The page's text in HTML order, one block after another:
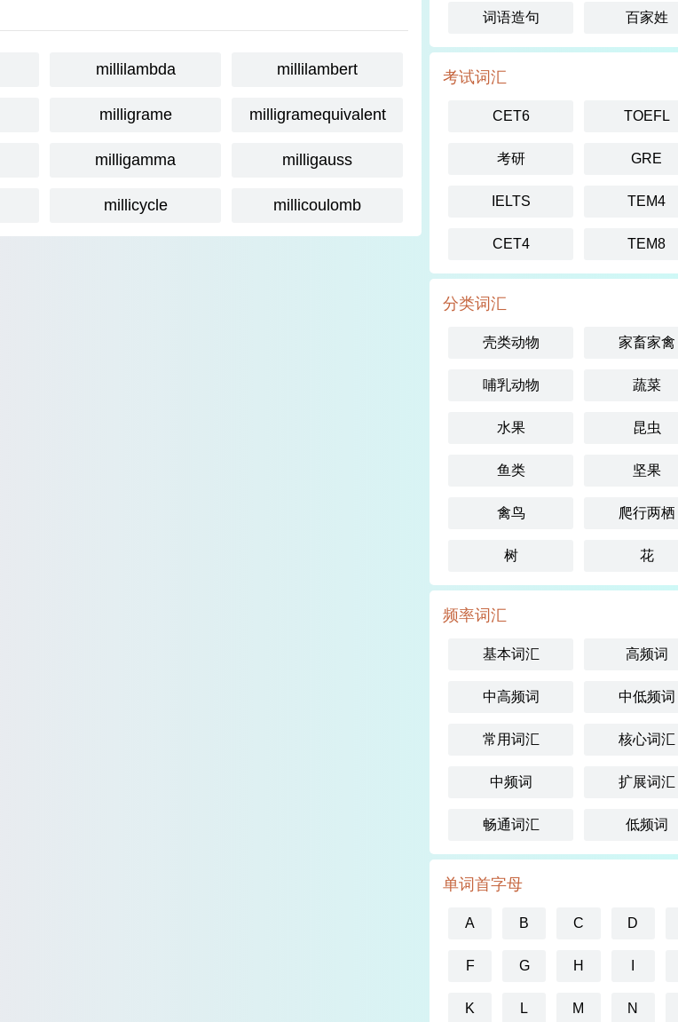
millilambda millilambert
milligrame milligramequivalent
milligamma milligauss
millicycle millicoulomb
词语造句 百家姓
考试词汇
CET6 TOEFL
考研 GRE
IELTS TEM4
CET4 TEM8
分类词汇
壳类动物 家畜家禽
哺乳动物 蔬菜
水果 昆虫
鱼类 坚果
禽鸟 爬行两栖
树 花
频率词汇
基本词汇 高频词
中高频词 中低频词
常用词汇 核心词汇
中频词 扩展词汇
畅通词汇 低频词
单词首字母
A B C D
F G H
K L M N